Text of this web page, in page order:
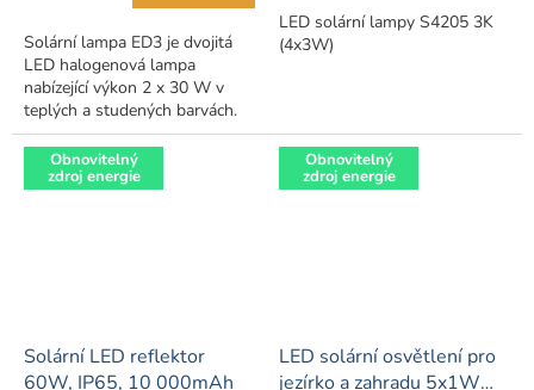
Solární lampa ED3 je dvojitá
LED halogenová lampa
nabízející výkon 2 x 30 W v
teplých a studených barvách.
hvězdiček.
LED solární lampy S4205 3K
(4x3W)
Obnovitelný
zdroj energie
Solární LED reflektor
60W, IP65, 10 000mAh
Obnovitelný
zdroj energie
LED solární osvětlení pro
jezírko a zahradu 5x1W